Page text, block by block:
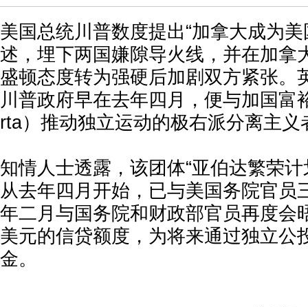
美国总统川普数度提出“加拿大成为
述，埋下两国嫌隙导火线，并在加拿
盛顿态度转为强硬后加剧双方紧张。
川普政府早在去年四月，便与加国富
rta）推动独立运动的极右派分离主义
知情人士透露，该团体“亚伯达繁荣
从去年四月开始，已与美国务院官员
年二月与国务院和财政部官员再度会
美元的信贷额度，为将来通过独立公
金。